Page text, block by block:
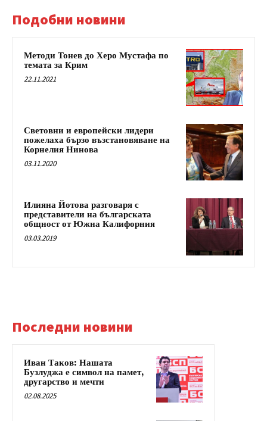
Подобни новини
Методи Тонев до Херо Мустафа по
темата за Крим
22.11.2021
Световни и европейски лидери
пожелаха бързо възстановяване на
Корнелия Нинова
03.11.2020
Илияна Йотова разговаря с
представители на българската
общност от Южна Калифорния
03.03.2019
Последни новини
Иван Таков: Нашата
Бузлуджа е символ на памет,
другарство и мечти
02.08.2025